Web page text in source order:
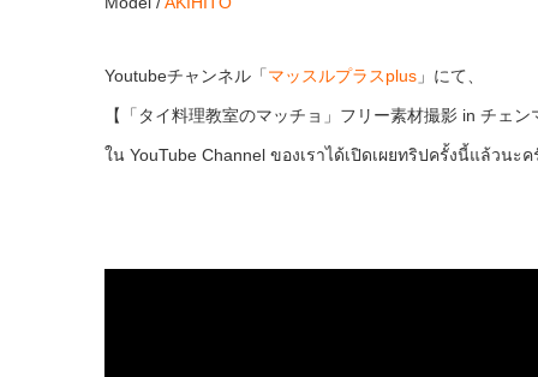
Youtubeチャンネル「マッスルプラスplus 」にて、
【「タイ料理教室のマッチョ」フリー素材撮影 in チェン
ใน YouTube Channel ของเราได้เปิดเผยทริปครั้งนี้แล้วนะค